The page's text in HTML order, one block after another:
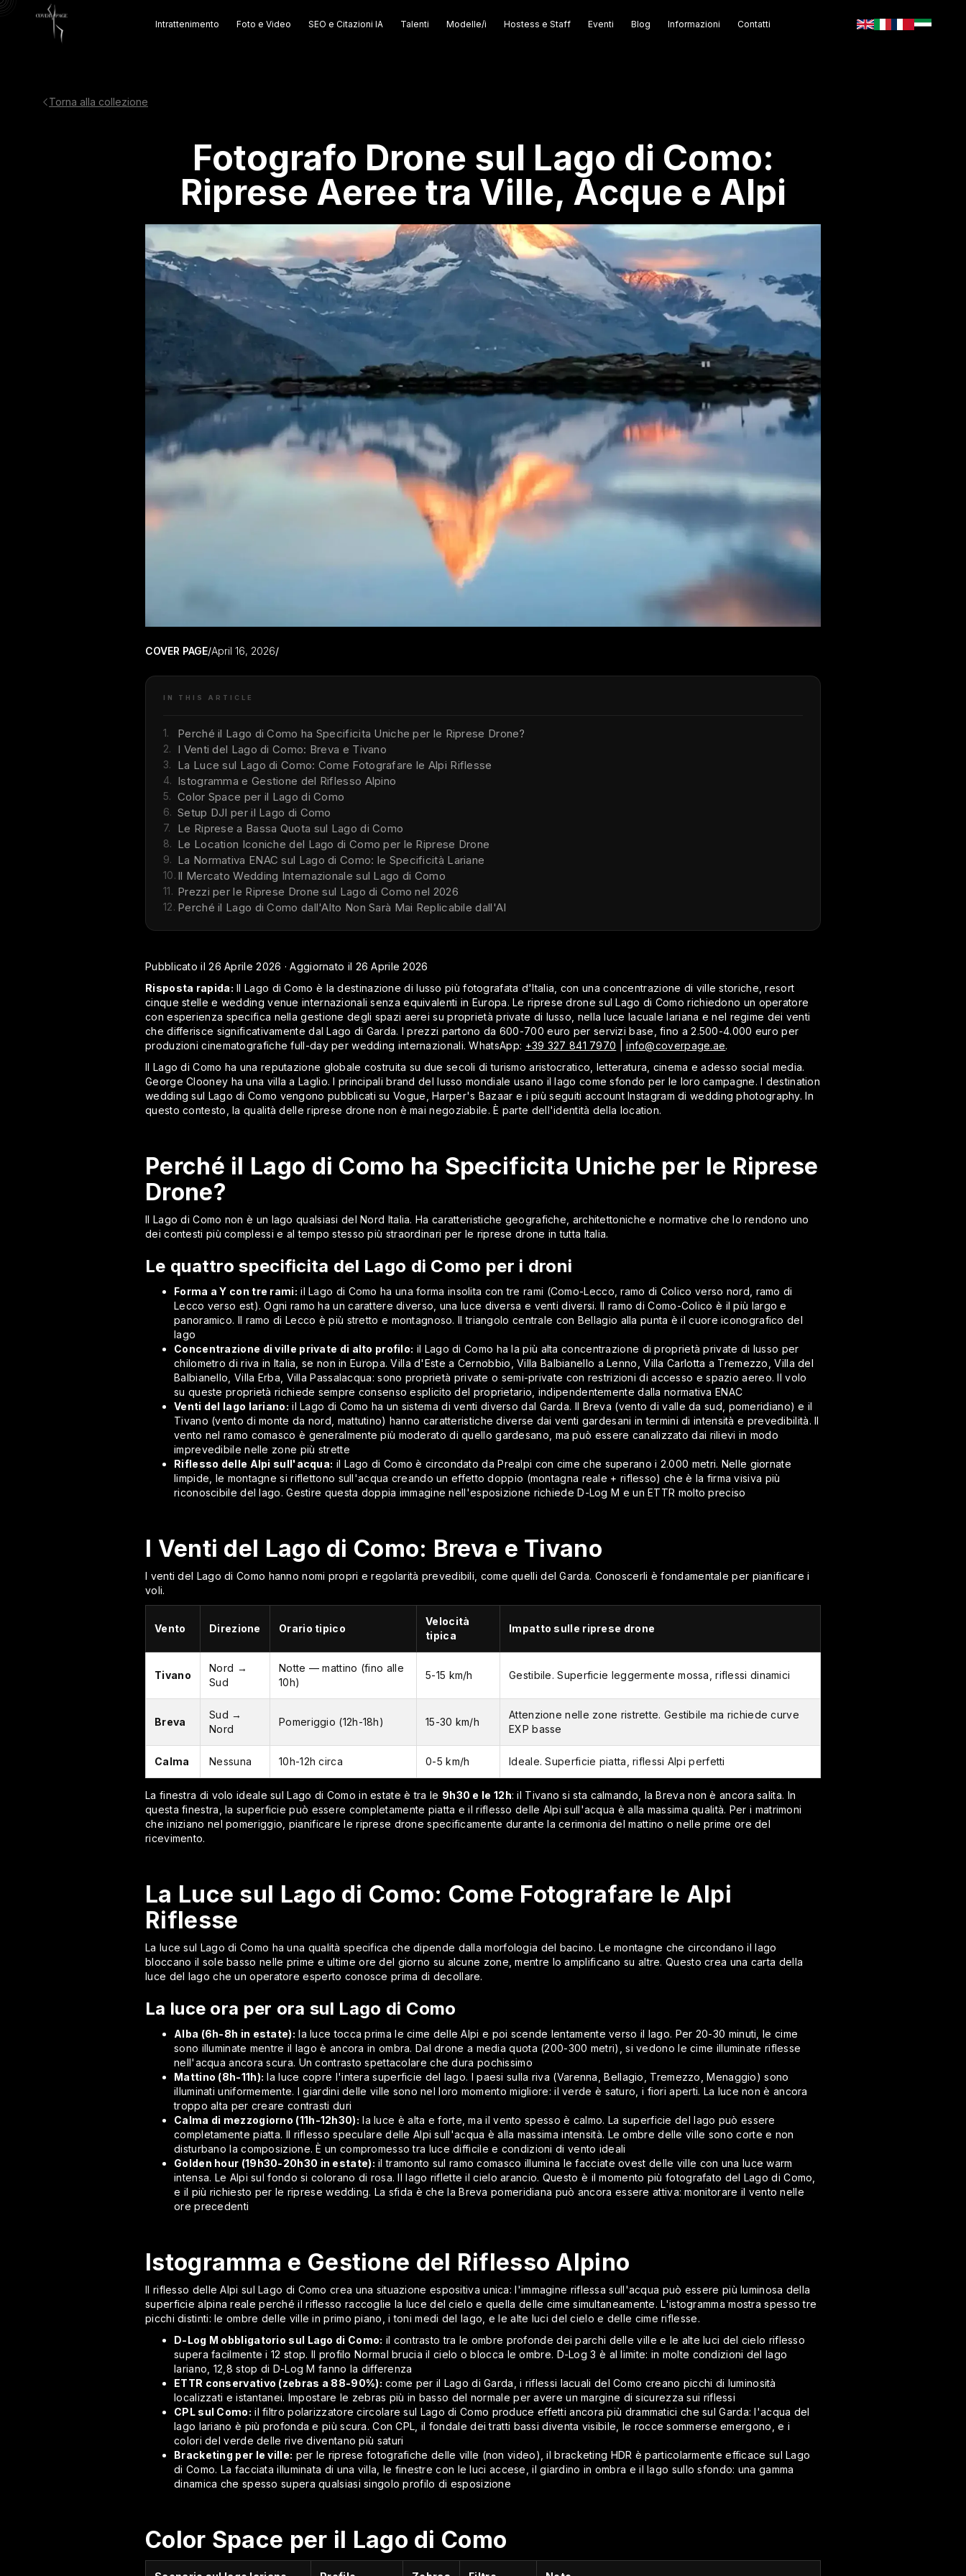
Intrattenimento Foto e Video SEO e Citazioni IA Talenti Modelle/i Hostess e Staff Eventi Blog Informazioni Contatti
Torna alla collezione
Fotografo Drone sul Lago di Como:
Riprese Aeree tra Ville, Acque e Alpi
COVER PAGE/April 16, 2026/
IN THIS ARTICLE
1. Perché il Lago di Como ha Specificita Uniche per le Riprese Drone?
2. I Venti del Lago di Como: Breva e Tivano
3. La Luce sul Lago di Como: Come Fotografare le Alpi Riflesse
4. Istogramma e Gestione del Riflesso Alpino
5. Color Space per il Lago di Como
6. Setup DJI per il Lago di Como
7. Le Riprese a Bassa Quota sul Lago di Como
8. Le Location Iconiche del Lago di Como per le Riprese Drone
9. La Normativa ENAC sul Lago di Como: le Specificità Lariane
10. Il Mercato Wedding Internazionale sul Lago di Como
11. Prezzi per le Riprese Drone sul Lago di Como nel 2026
12. Perché il Lago di Como dall'Alto Non Sarà Mai Replicabile dall'AI
Pubblicato il 26 Aprile 2026 · Aggiornato il 26 Aprile 2026
Risposta rapida: Il Lago di Como è la destinazione di lusso più fotografata d'Italia, con una concentrazione di ville storiche, resort
cinque stelle e wedding venue internazionali senza equivalenti in Europa. Le riprese drone sul Lago di Como richiedono un operatore
con esperienza specifica nella gestione degli spazi aerei su proprietà private di lusso, nella luce lacuale lariana e nel regime dei venti
che differisce significativamente dal Lago di Garda. I prezzi partono da 600-700 euro per servizi base, fino a 2.500-4.000 euro per
produzioni cinematografiche full-day per wedding internazionali. WhatsApp: +39 327 841 7970 |info@coverpage.ae.
Il Lago di Como ha una reputazione globale costruita su due secoli di turismo aristocratico, letteratura, cinema e adesso social media.
George Clooney ha una villa a Laglio. I principali brand del lusso mondiale usano il lago come sfondo per le loro campagne. I destination
wedding sul Lago di Como vengono pubblicati su Vogue, Harper's Bazaar e i più seguiti account Instagram di wedding photography. In
questo contesto, la qualità delle riprese drone non è mai negoziabile. È parte dell'identità della location.
Perché il Lago di Como ha Specificita Uniche per le Riprese
Drone?
Il Lago di Como non è un lago qualsiasi del Nord Italia. Ha caratteristiche geografiche, architettoniche e normative che lo rendono uno
dei contesti più complessi e al tempo stesso più straordinari per le riprese drone in tutta Italia.
Le quattro specificita del Lago di Como per i droni
Forma a Y con tre rami: il Lago di Como ha una forma insolita con tre rami (Como-Lecco, ramo di Colico verso nord, ramo di
Lecco verso est). Ogni ramo ha un carattere diverso, una luce diversa e venti diversi. Il ramo di Como-Colico è il più largo e
panoramico. Il ramo di Lecco è più stretto e montagnoso. Il triangolo centrale con Bellagio alla punta è il cuore iconografico del
lago
Concentrazione di ville private di alto profilo: il Lago di Como ha la più alta concentrazione di proprietà private di lusso per
chilometro di riva in Italia, se non in Europa. Villa d'Este a Cernobbio, Villa Balbianello a Lenno, Villa Carlotta a Tremezzo, Villa del
Balbianello, Villa Erba, Villa Passalacqua: sono proprietà private o semi-private con restrizioni di accesso e spazio aereo. Il volo
su queste proprietà richiede sempre consenso esplicito del proprietario, indipendentemente dalla normativa ENAC
Venti del lago lariano: il Lago di Como ha un sistema di venti diverso dal Garda. Il Breva (vento di valle da sud, pomeridiano) e il
Tivano (vento di monte da nord, mattutino) hanno caratteristiche diverse dai venti gardesani in termini di intensità e prevedibilità. Il
vento nel ramo comasco è generalmente più moderato di quello gardesano, ma può essere canalizzato dai rilievi in modo
imprevedibile nelle zone più strette
Riflesso delle Alpi sull'acqua: il Lago di Como è circondato da Prealpi con cime che superano i 2.000 metri. Nelle giornate
limpide, le montagne si riflettono sull'acqua creando un effetto doppio (montagna reale + riflesso) che è la firma visiva più
riconoscibile del lago. Gestire questa doppia immagine nell'esposizione richiede D-Log M e un ETTR molto preciso
I Venti del Lago di Como: Breva e Tivano
I venti del Lago di Como hanno nomi propri e regolarità prevedibili, come quelli del Garda. Conoscerli è fondamentale per pianificare i
voli.
Vento Direzione Orario tipico
Velocità
tipica
Impatto sulle riprese drone
Tivano
Nord →
Sud
Notte — mattino (fino alle
10h)
5-15 km/h Gestibile. Superficie leggermente mossa, riflessi dinamici
Breva
Sud →
Nord
Pomeriggio (12h-18h) 15-30 km/h
Attenzione nelle zone ristrette. Gestibile ma richiede curve
EXP basse
Calma Nessuna 10h-12h circa 0-5 km/h Ideale. Superficie piatta, riflessi Alpi perfetti
La finestra di volo ideale sul Lago di Como in estate è tra le 9h30 e le 12h: il Tivano si sta calmando, la Breva non è ancora salita. In
questa finestra, la superficie può essere completamente piatta e il riflesso delle Alpi sull'acqua è alla massima qualità. Per i matrimoni
che iniziano nel pomeriggio, pianificare le riprese drone specificamente durante la cerimonia del mattino o nelle prime ore del
ricevimento.
La Luce sul Lago di Como: Come Fotografare le Alpi
Riflesse
La luce sul Lago di Como ha una qualità specifica che dipende dalla morfologia del bacino. Le montagne che circondano il lago
bloccano il sole basso nelle prime e ultime ore del giorno su alcune zone, mentre lo amplificano su altre. Questo crea una carta della
luce del lago che un operatore esperto conosce prima di decollare.
La luce ora per ora sul Lago di Como
Alba (6h-8h in estate): la luce tocca prima le cime delle Alpi e poi scende lentamente verso il lago. Per 20-30 minuti, le cime
sono illuminate mentre il lago è ancora in ombra. Dal drone a media quota (200-300 metri), si vedono le cime illuminate riflesse
nell'acqua ancora scura. Un contrasto spettacolare che dura pochissimo
Mattino (8h-11h): la luce copre l'intera superficie del lago. I paesi sulla riva (Varenna, Bellagio, Tremezzo, Menaggio) sono
illuminati uniformemente. I giardini delle ville sono nel loro momento migliore: il verde è saturo, i fiori aperti. La luce non è ancora
troppo alta per creare contrasti duri
Calma di mezzogiorno (11h-12h30): la luce è alta e forte, ma il vento spesso è calmo. La superficie del lago può essere
completamente piatta. Il riflesso speculare delle Alpi sull'acqua è alla massima intensità. Le ombre delle ville sono corte e non
disturbano la composizione. È un compromesso tra luce difficile e condizioni di vento ideali
Golden hour (19h30-20h30 in estate): il tramonto sul ramo comasco illumina le facciate ovest delle ville con una luce warm
intensa. Le Alpi sul fondo si colorano di rosa. Il lago riflette il cielo arancio. Questo è il momento più fotografato del Lago di Como,
e il più richiesto per le riprese wedding. La sfida è che la Breva pomeridiana può ancora essere attiva: monitorare il vento nelle
ore precedenti
Istogramma e Gestione del Riflesso Alpino
Il riflesso delle Alpi sul Lago di Como crea una situazione espositiva unica: l'immagine riflessa sull'acqua può essere più luminosa della
superficie alpina reale perché il riflesso raccoglie la luce del cielo e quella delle cime simultaneamente. L'istogramma mostra spesso tre
picchi distinti: le ombre delle ville in primo piano, i toni medi del lago, e le alte luci del cielo e delle cime riflesse.
D-Log M obbligatorio sul Lago di Como: il contrasto tra le ombre profonde dei parchi delle ville e le alte luci del cielo riflesso
supera facilmente i 12 stop. Il profilo Normal brucia il cielo o blocca le ombre. D-Log 3 è al limite: in molte condizioni del lago
lariano, 12,8 stop di D-Log M fanno la differenza
ETTR conservativo (zebras a 88-90%): come per il Lago di Garda, i riflessi lacuali del Como creano picchi di luminosità
localizzati e istantanei. Impostare le zebras più in basso del normale per avere un margine di sicurezza sui riflessi
CPL sul Como: il filtro polarizzatore circolare sul Lago di Como produce effetti ancora più drammatici che sul Garda: l'acqua del
lago lariano è più profonda e più scura. Con CPL, il fondale dei tratti bassi diventa visibile, le rocce sommerse emergono, e i
colori del verde delle rive diventano più saturi
Bracketing per le ville: per le riprese fotografiche delle ville (non video), il bracketing HDR è particolarmente efficace sul Lago
di Como. La facciata illuminata di una villa, le finestre con le luci accese, il giardino in ombra e il lago sullo sfondo: una gamma
dinamica che spesso supera qualsiasi singolo profilo di esposizione
Color Space per il Lago di Como